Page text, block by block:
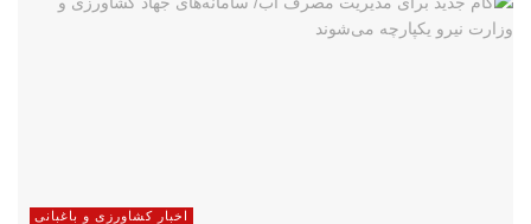
اخبار کشاورزی و باغبانی